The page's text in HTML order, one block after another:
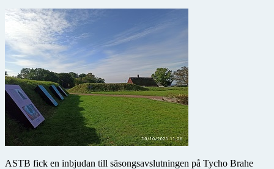
ASTB fick en inbjudan till säsongsavslutningen på Tycho Brahe